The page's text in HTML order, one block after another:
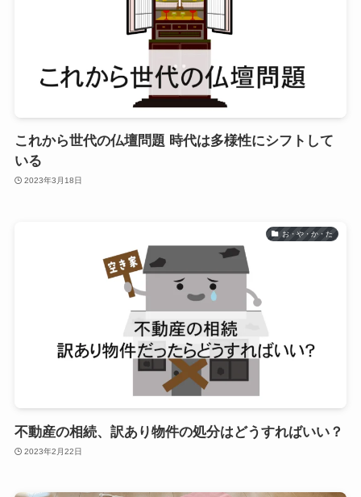
これから世代の仏壇問題 時代は多様性にシフトして
いる
2023年3月18日
お・や・か・た
不動産の相続、訳あり物件の処分はどうすればいい？
2023年2月22日